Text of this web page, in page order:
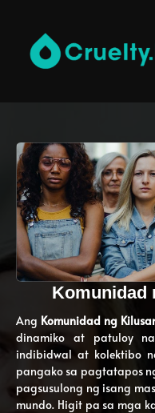
Komunidad
Ang Komunidad ng
dinamiko at patuloy
indibidwal at kolektibo
pangako sa pagtatapos
pagsusulong ng isang
mundo. Higit pa sa mga